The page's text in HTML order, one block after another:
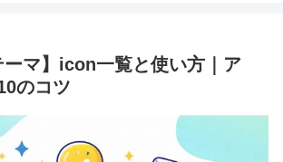
ーマ】icon一覧と使い方｜ア
のコツ